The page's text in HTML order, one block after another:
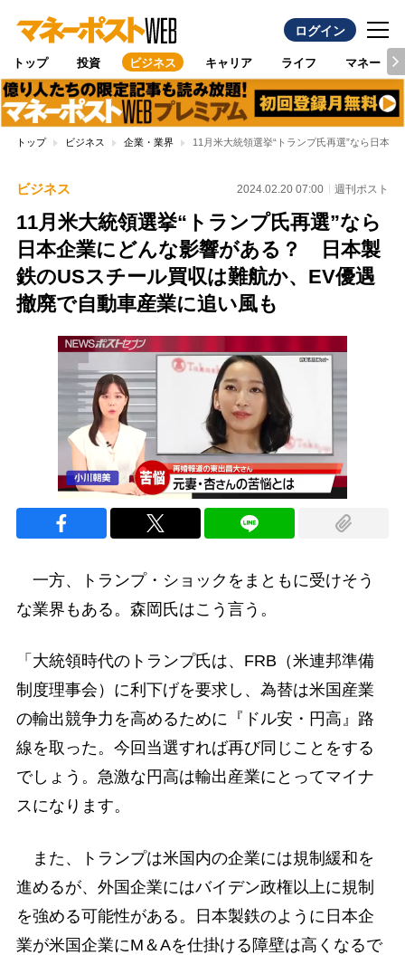
ログイン
トップ 投資 ビジネス キャリア ライフ マネー
トップ ビジネス 企業・業界 11月米大統領選挙“トランプ氏再選”なら日本
ビジネス 2024.02.20 07:00 週刊ポスト
11月米大統領選挙“トランプ氏再選”なら
日本企業にどんな影響がある？ 日本製
鉄のUSスチール買収は難航か、EV優遇
撤廃で自動車産業に追い風も
一方、トランプ・ショックをまともに受けそう
な業界もある。森岡氏はこう言う。
「大統領時代のトランプ氏は、FRB（米連邦準備
制度理事会）に利下げを要求し、為替は米国産業
の輸出競争力を高めるために『ドル安・円高』路
線を取った。今回当選すれば再び同じことをする
でしょう。急激な円高は輸出産業にとってマイナ
スになります。
また、トランプは米国内の企業には規制緩和を
進めるが、外国企業にはバイデン政権以上に規制
を強める可能性がある。日本製鉄のように日本企
業が米国企業にM＆Aを仕掛ける障壁は高くなるで